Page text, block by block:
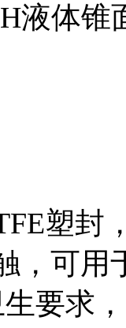
塑封
，可用
要求